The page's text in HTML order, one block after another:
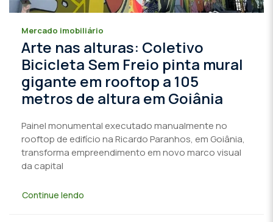
Mercado imobiliário
Arte nas alturas: Coletivo
Bicicleta Sem Freio pinta mural
gigante em rooftop a 105
metros de altura em Goiânia
Painel monumental executado manualmente no
rooftop de edifício na Ricardo Paranhos, em Goiânia,
transforma empreendimento em novo marco visual
da capital
Continue lendo